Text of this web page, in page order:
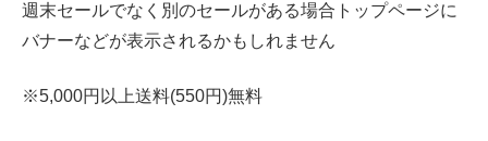
週末セールでなく別のセールがある場合トップページに
バナーなどが表示されるかもしれません
※5,000円以上送料(550円)無料